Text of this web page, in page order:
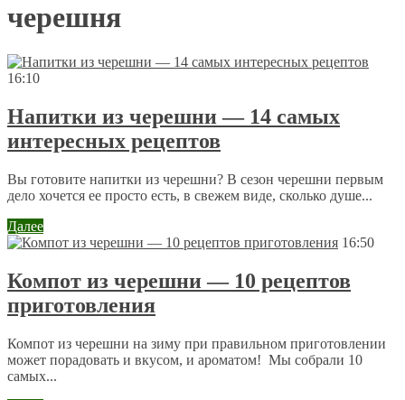
черешня
16:10
Напитки из черешни — 14 самых
интересных рецептов
Вы готовите напитки из черешни? В сезон черешни первым
дело хочется ее просто есть, в свежем виде, сколько душе...
Далее
16:50
Компот из черешни — 10 рецептов
приготовления
Компот из черешни на зиму при правильном приготовлении
может порадовать и вкусом, и ароматом! Мы собрали 10
самых...